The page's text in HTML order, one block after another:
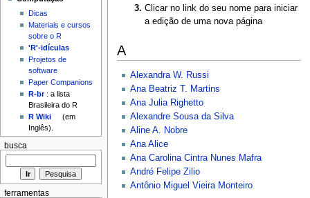
Clicar no link do seu nome para iniciar
a edição de uma nova página
A
Alexandra W. Russi
Ana Beatriz T. Martins
Ana Julia Righetto
Alexandre Sousa da Silva
Aline A. Nobre
Ana Alice
Ana Carolina Cintra Nunes Mafra
André Felipe Zilio
Antônio Miguel Vieira Monteiro
Dicas
Materiais e cursos
sobre o R
'R'-idículas
Projetos de
software
Paper Companions
R-br: a lista
Brasileira do R
R Wiki
(em
Inglês).
busca
ferramentas